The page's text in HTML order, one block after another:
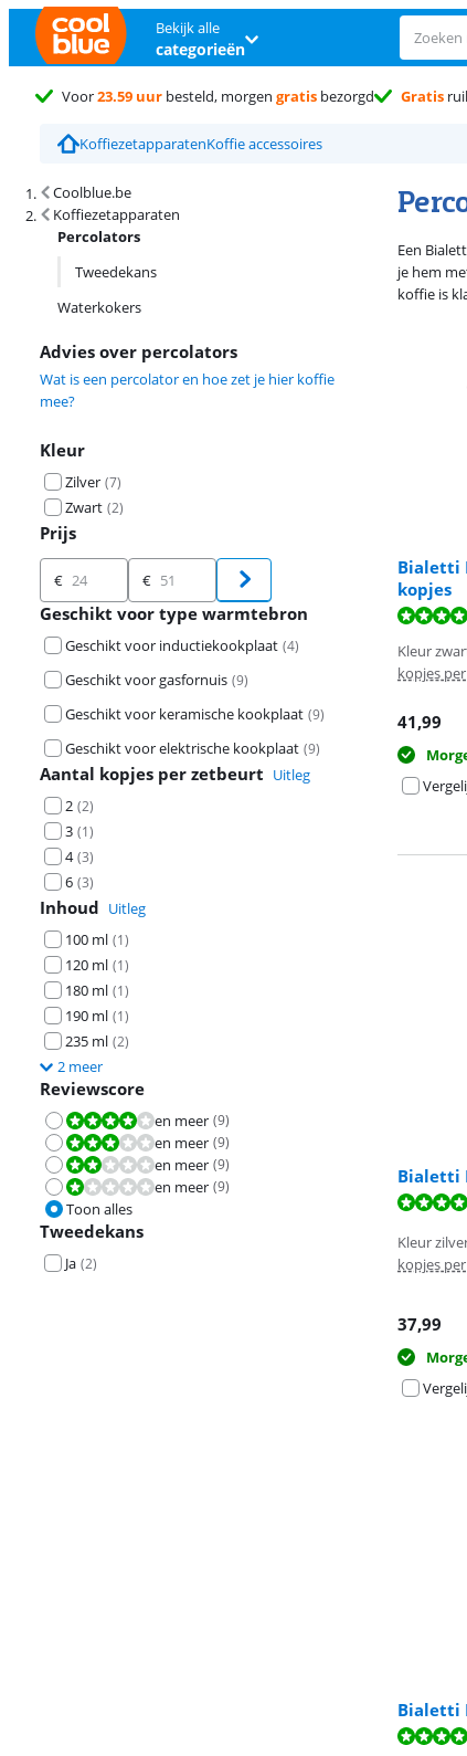
Bekijk alle
categorieën
Voor23.59 uur besteld, morgen gratis bezorgd Gratis
KoffiezetapparatenKoffie accessoires
Coolblue.be
Koffiezetapparaten
Percolators
Tweedekans
Waterkokers
Advies over percolators
Wat is een percolator en hoe zet je hier koffie
mee?
Kleur
Zilver (7)
Zwart (2)
Prijs
Prijs
€ €
Geschikt voor type warmtebron
Geschikt voor inductiekookplaat (4)
Geschikt voor gasfornuis (9)
Geschikt voor keramische kookplaat (9)
Geschikt voor elektrische kookplaat (9)
Aantal kopjes per zetbeurt Uitleg
2 (2)
3 (1)
4 (3)
6 (3)
Inhoud Uitleg
100 ml (1)
120 ml (1)
180 ml (1)
190 ml (1)
235 ml (2)
2 meer
Reviewscore
Beoordeling is 8,0 van de 10.
en meer (9)
Beoordeling is 6,0 van de 10.
en meer (9)
Beoordeling is 4,0 van de 10.
en meer (9)
Beoordeling is 2,0 van de 10.
en meer (9)
Toon alles
Tweedekans
Ja (2)
Zoekresultaten en sortering
Een
je hem
koffie is
Bialetti
kopjes
Kleur
kopjes
41,99
Bialetti
Kleur
kopjes
37,99
Bialetti